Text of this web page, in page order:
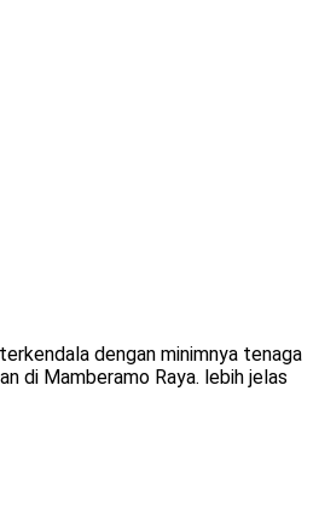
dengan minimnya tenaga
di Mamberamo Raya. lebih jelas